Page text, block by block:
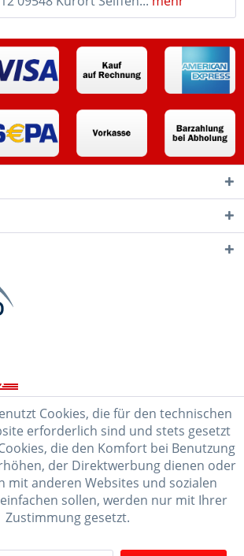
Cookies, die für den technischen
erforderlich sind und stets gesetzt
die den Komfort bei Benutzung
der Direktwerbung dienen oder
mit anderen Websites und sozialen
sollen, werden nur mit Ihrer
Zustimmung gesetzt.